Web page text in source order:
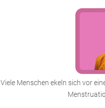
Viele Menschen ekeln sich vor